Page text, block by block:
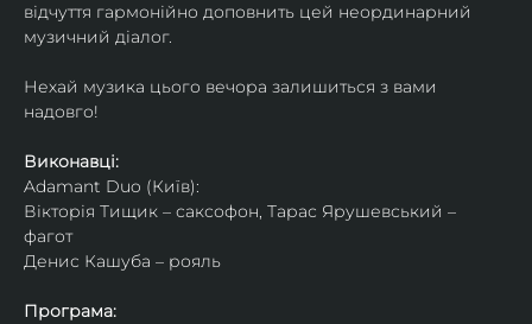
відчуття гармонійно доповнить цей неординарний
музичний діалог.
Нехай музика цього вечора залишиться з вами
надовго!
Виконавці:
Adamant Duo (Київ):
Вікторія Тищик – саксофон, Тарас Ярушевський –
фагот
Денис Кашуба – рояль
Програма: